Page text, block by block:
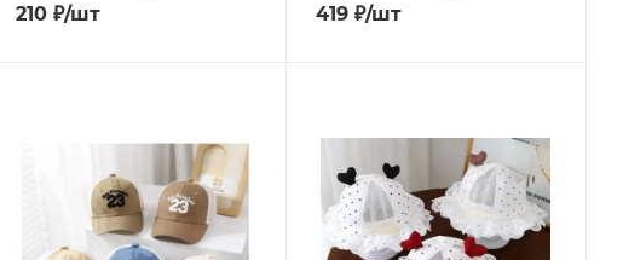
210₽/шт 419₽/шт